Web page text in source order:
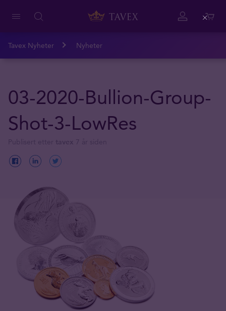
Tavex Nyheter Nyheter
03-2020-Bullion-Group-
Shot-3-LowRes
Close